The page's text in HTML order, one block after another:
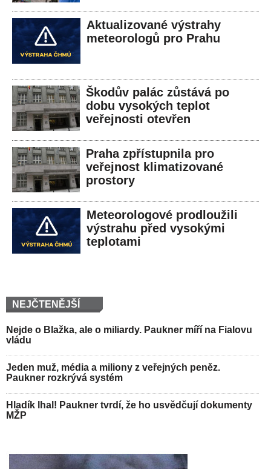
Aktualizované výstrahy
meteorologů pro Prahu
Škodův palác zůstává po
dobu vysokých teplot
veřejnosti otevřen
Praha zpřístupnila pro
veřejnost klimatizované
prostory
Meteorologové prodloužili
výstrahu před vysokými
teplotami
NEJČTENĚJŠÍ
Nejde o Blažka, ale o miliardy. Paukner míří na Fialovu
vládu
Jeden muž, média a miliony z veřejných peněz.
Paukner rozkrývá systém
Hladík lhal! Paukner tvrdí, že ho usvědčují dokumenty
MŽP